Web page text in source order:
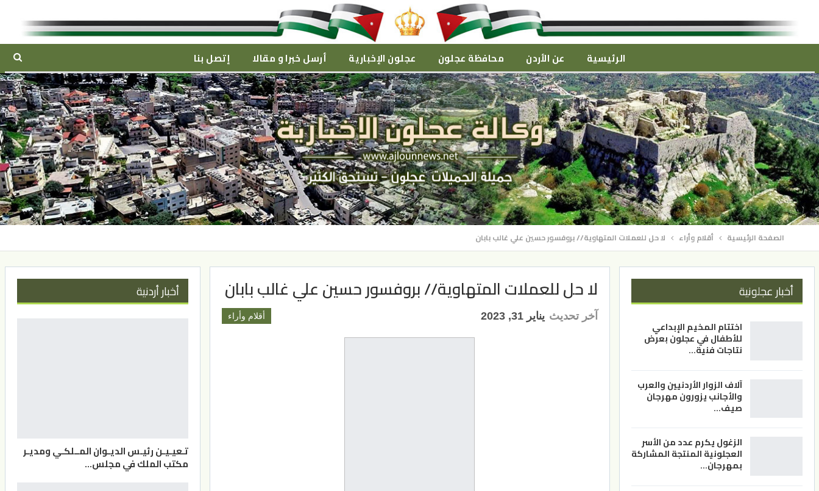
الرئيسية عن الأردن محافظة عجلون عجلون الإخبارية أرسل خبرا و مقالا إتصل بنا
الصفحة الرئيسية أقلام وأراء لا حل للعملات المتهاوية// بروفسور حسين علي غالب بابان
لا حل للعملات المتهاوية// بروفسور حسين علي غالب بابان
أقلام وأراء آخر تحديث يناير 31, 2023
أخبار عجلونية
اختتام المخيم الإبداعي
للأطفال في عجلون بعرض
نتاجات فنية…
آلاف الزوار الأردنيين والعرب
والأجانب يزورون مهرجان
صيف…
الزغول يكرم عدد من الأسر
العجلونية المنتجة المشاركة
بمهرجان…
أخبار أردنية
تـعيـيـن رئيـس الديـوان المــلكـي ومديـر
مكتب الملك في مجلس…